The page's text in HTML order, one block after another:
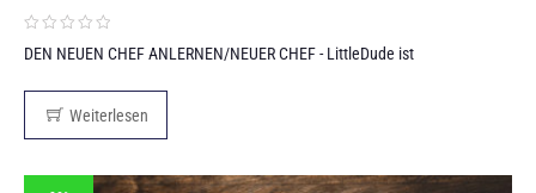
DEN NEUEN CHEF ANLERNEN/NEUER CHEF - LittleDude ist
Weiterlesen